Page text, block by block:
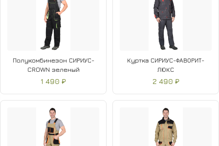
Полукомбинезон СИРИУС-
CROWN зеленый
1 490 ₽
Куртка СИРИУС-ФАВОРИТ-
ЛЮКС
2 490 ₽